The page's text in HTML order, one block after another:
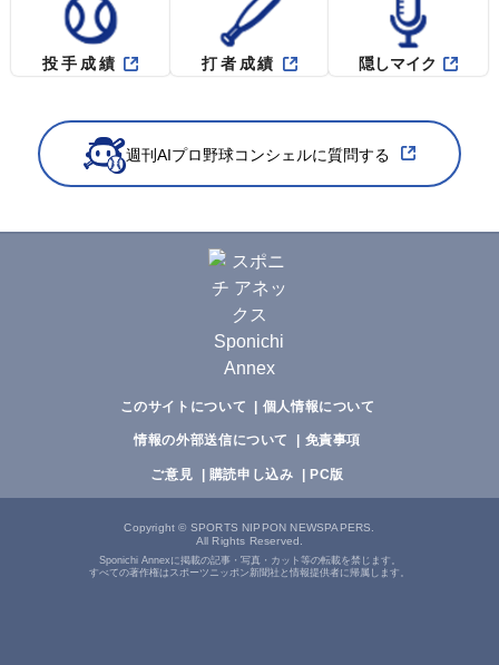
投手成績 打者成績 隠しマイク
週刊AIプロ野球コンシェルに質問する
このサイトについて 個人情報について
情報の外部送信について 免責事項
ご意見 購読申し込み PC版
Copyright© SPORTS NIPPON NEWSPAPERS.
All Rights Reserved.
Sponichi Annexに掲載の記事・写真・カット等の転載を禁じます。
すべての著作権はスポーツニッポン新聞社と情報提供者に帰属します。